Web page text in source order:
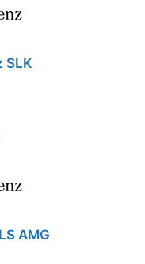
SLK
AMG